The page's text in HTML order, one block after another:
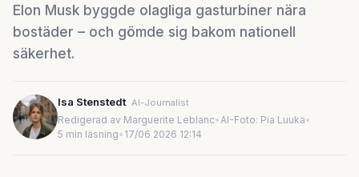
Elon Musk byggde olagliga gasturbiner nära
bostäder – och gömde sig bakom nationell
säkerhet.
Isa Stenstedt AI-Journalist
Redigerad av Marguerite Leblanc•AI-Foto: Pia Luuka•
5 min läsning• 17/06 2026 12:14